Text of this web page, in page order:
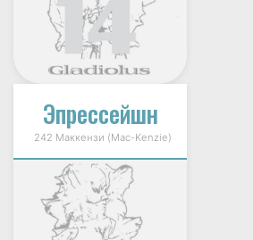
Эпрессейшн
242 Маккензи (Mac-Kenzie)